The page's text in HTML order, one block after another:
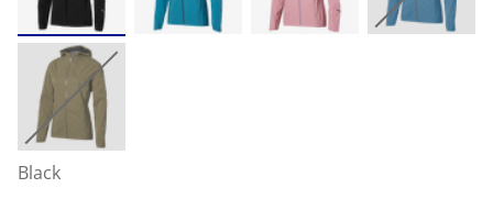
Black